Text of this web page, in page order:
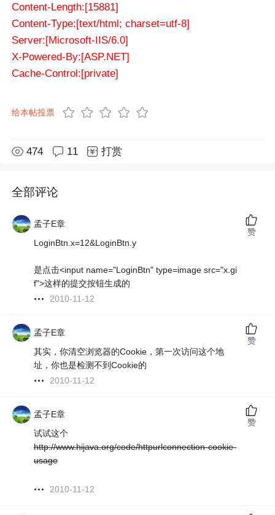
Content-Length:[15881]
Content-Type:[text/html; charset=utf-8]
Server:[Microsoft-IIS/6.0]
X-Powered-By:[ASP.NET]
Cache-Control:[private]
给本帖投票
474 11 打赏
全部评论
孟子E章
LoginBtn.x=12&LoginBtn.y
是点击<input name="LoginBtn" type=image src="x.gi
f">这样的提交按钮生成的
2010-11-12
赞
孟子E章
其实，你清空浏览器的Cookie，第一次访问这个地
址，你也是检测不到Cookie的
2010-11-12
赞
孟子E章
试试这个
http://www.hijava.org/code/httpurlconnection-cookie-
usage
2010-11-12
赞